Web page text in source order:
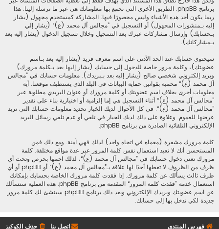
برنامج phpBB. الطريق الأخرى التي نجمع بها معلوماتك هي عبر ما ترسله إلينا. هذا
ربما يكون أحد هذه الأشياء وليس محصورًا فيها: المشاركة كمستحدم مجهول (يشار
إليه بـمنشورات المجهول) أو التسجيل في ”مجالس آل محمد (ع)“ (يشار إلي
بـحسابك) وإرسال مشاركات عبرك بعد التسجيل وخلال تسجيل الدخول (يشار إليه بعد
بـمشاركاتك).
سيحتوي حسابك عند الحد الأدنى على اسم معرف فريد (يشار إليه بعد بـاسم
عضويتك)، وكلمة مرور خاصة للدخول إلى حسابك (يشار إليها بعد بـكلمة مرورك)
وبريد إلكتروني شخصي صالح (يشار إليه بعد بـبريدك). معلومات حسابك في ”مجالس
آل محمد (ع)“ محمية بقوانين حماية البيانات في البلد الذي يستظيف موقعنا. أية
معلومات أخرى بخلاف اسم عضويتك أو كلمة مرورك أو عنوان البريدي مطلوبة عبر
”مجالس آل محمد (ع)“ أثناء التسجيل هي إما إلزامية أو اختيارية بناء على تقدير
”مجالس آل محمد (ع)“. في كل الأحوال لديك الخيار تحديد معلومات حسابك التي تريد
عرضها للعموم. وعلاوة على ذلك لديك الخيار في تلقي أو عدم تلقي رسائل البريد
الإلكتروني التلقائية الصادرة من برنامج phpBB.
كلمة مرورك مشفرة (معماه في اتجاه واحد) لذلك فهي آمنة. ومع ذلك فمن
المستحسن أنك لا تعيد استعمال نفس كلمة المرور عبر عدة مواقع مختلفة. كلمة
مرورك تعني دخول حسابك في ”مجالس آل محمد (ع)“، لذلك احمها بحرص وتحت أي
ظرف من الظروف لا تعطها أحدًا لها علاقة بـ”مجالس آل محمد (ع)“ أو phpBB أو أي
طرف ثالث يسألك عن كلمة مرورك. إذا فقدت كلمة مرورك الخاصة بحسابك بإمكانك
استعمال خدمة ”فقدت كلمة المرور“ المقدمة من برنامج phpBB. هذه العملية ستسألك
عن اسم عضويتك وبريدك الإلكتروني وبعد ذلك برنامج phpBB سينشئ لك كلمة مرور
جديدة لكي تدخل بها إلى حسابك.
فهرس المنتدى حذف الكوكيز اتصل بنا